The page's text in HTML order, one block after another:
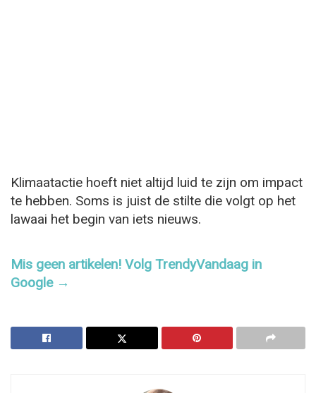
Klimaatactie hoeft niet altijd luid te zijn om impact
te hebben. Soms is juist de stilte die volgt op het
lawaai het begin van iets nieuws.
Mis geen artikelen! Volg TrendyVandaag in
Google →